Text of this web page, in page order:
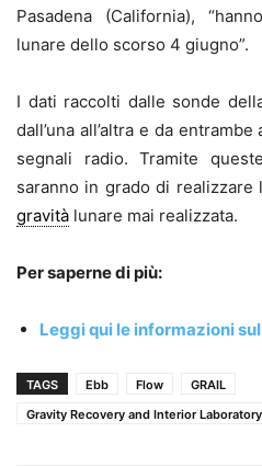
Pasadena (California),
lunare dello scorso 4 giugno”.
I dati raccolti dalle sonde
dall’una all’altra e da
segnali radio. Tramite
saranno in grado di realizzare
gravità lunare mai realizzata.
Per saperne di più:
Leggi qui le informazioni
TAGS Ebb Flow
GRAIL
Gravity Recovery and Interior Laboratory